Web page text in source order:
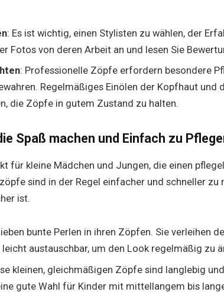
: Es ist wichtig, einen Stylisten zu wählen, der
Fotos von deren Arbeit an und lesen Sie
: Professionelle Zöpfe erfordern besondere
Regelmäßiges Einölen der Kopfhaut und
die Zöpfe in gutem Zustand zu halten.
Spaß machen und Einfach zu
für kleine Mädchen und Jungen, die einen
sind in der Regel einfacher und schneller zu
ist.
bunte Perlen in ihren Zöpfen. Sie verleihen
austauschbar, um den Look regelmäßig zu
kleinen, gleichmäßigen Zöpfe sind langlebig
gute Wahl für Kinder mit mittellangem bis